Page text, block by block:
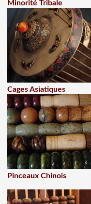
Minorité Tribale
Cages Asiatiques
Pinceaux Chinois